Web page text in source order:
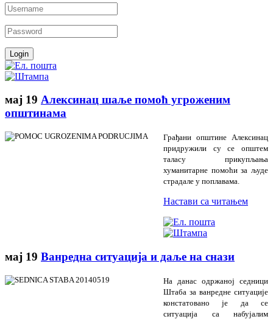
мај 19 Алексинац шаље помоћ угроженим
општинама
Грађани општине Алексинац
придружили су се општем
таласу прикупљања
хуманитарне помоћи за људе
страдале у поплавама.
Настави са читањем
мај 19 Ванреднa ситуација и даље на снази
На данас одржаној седници
Штаба за ванредне ситуације
констатовано је да се
ситуација са набујалим